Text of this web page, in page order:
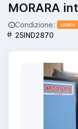
MORARA
Condizione: usato
25IND2870